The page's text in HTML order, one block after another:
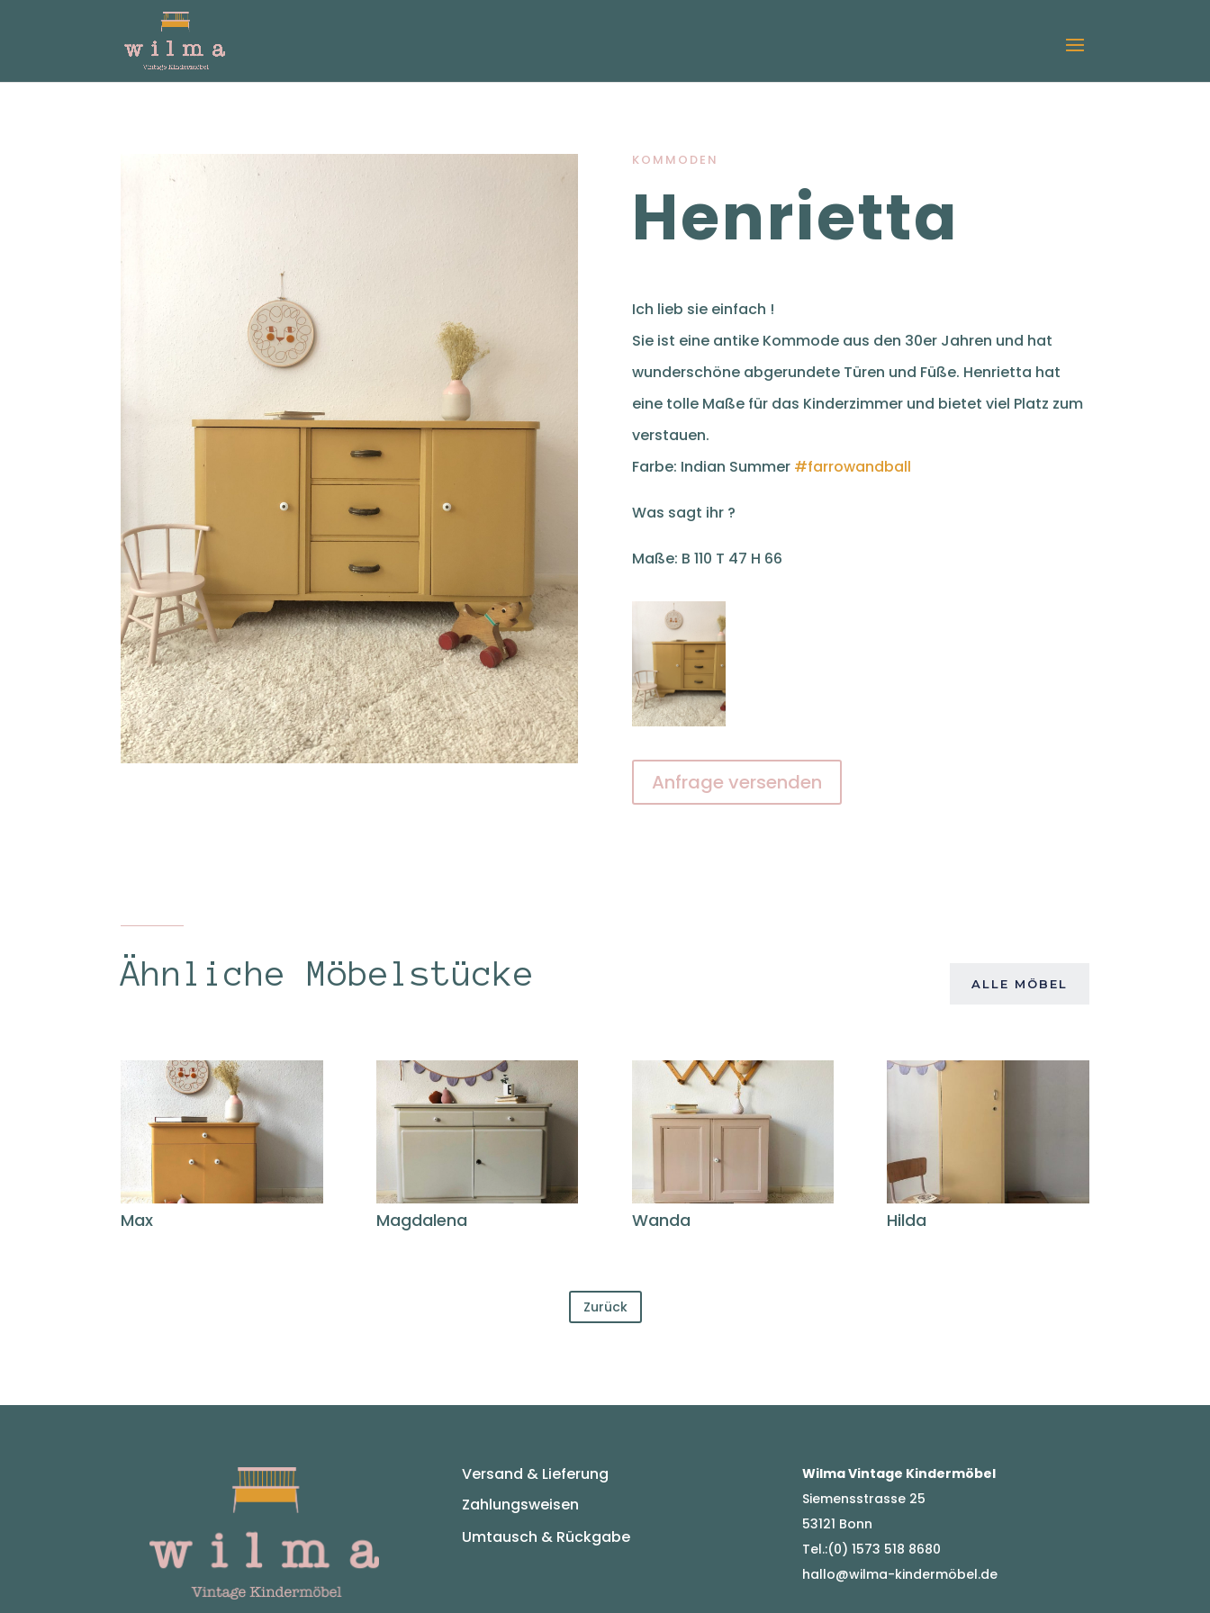
KOMMODEN
Henrietta
Ich lieb sie einfach !
Sie ist eine antike Kommode aus den 30er Jahren und hat
wunderschöne abgerundete Türen und Füße. Henrietta hat
eine tolle Maße für das Kinderzimmer und bietet viel Platz zum
verstauen.
Farbe: Indian Summer #farrowandball
Was sagt ihr ?
Maße: B 110 T 47 H 66
Anfrage versenden
Ähnliche Möbelstücke ALLE MÖBEL
Max Magdalena Wanda Hilda
Zurück
Versand & Lieferung
Zahlungsweisen
Umtausch & Rückgabe
Wilma Vintage Kindermöbel
Siemensstrasse 25
53121 Bonn
Tel.:(0) 1573 518 8680
hallo@wilma-kindermöbel.de